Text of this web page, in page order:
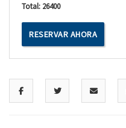
Total: 26400
RESERVAR AHORA